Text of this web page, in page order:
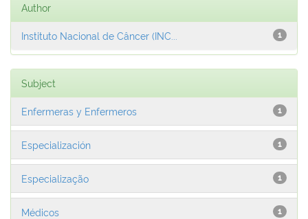
Author
1
Instituto Nacional de Câncer (INC...
Subject
1
Enfermeras y Enfermeros
1
Especialización
1
Especialização
1
Médicos